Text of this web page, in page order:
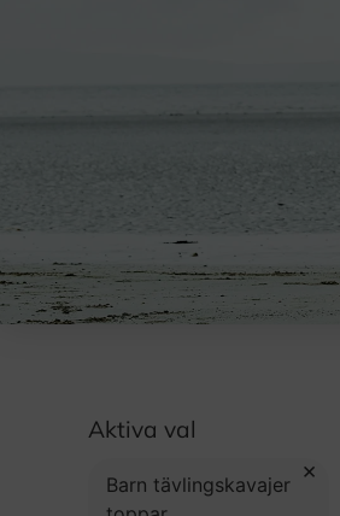
Aktiva val
Barn tävlingskavajer ×